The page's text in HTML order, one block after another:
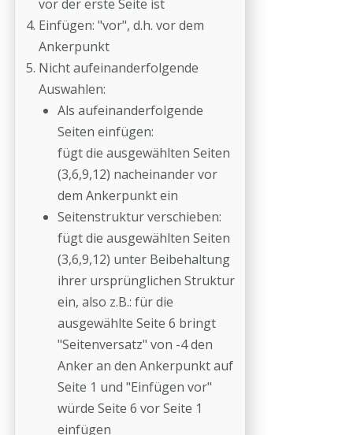
vor der erste Seite ist
Einfügen: "vor", d.h. vor dem
Ankerpunkt
Nicht aufeinanderfolgende
Auswahlen:
Als aufeinanderfolgende
Seiten einfügen:
fügt die ausgewählten Seiten
(3,6,9,12) nacheinander vor
dem Ankerpunkt ein
Seitenstruktur verschieben:
fügt die ausgewählten Seiten
(3,6,9,12) unter Beibehaltung
ihrer ursprünglichen Struktur
ein, also z.B.: für die
ausgewählte Seite 6 bringt
"Seitenversatz" von -4 den
Anker an den Ankerpunkt auf
Seite 1 und "Einfügen vor"
würde Seite 6 vor Seite 1
einfügen